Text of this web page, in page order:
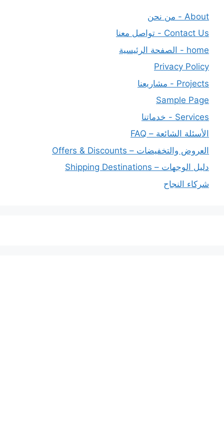
About - من نحن
Contact Us - تواصل معنا
home - الصفحة الرئيسية
Privacy Policy
Projects - مشاريعنا
Sample Page
Services - خدماتنا
الأسئلة الشائعة – FAQ
العروض والتخفيضات – Offers & Discounts
دليل الوجهات – Shipping Destinations
شركاء النجاح